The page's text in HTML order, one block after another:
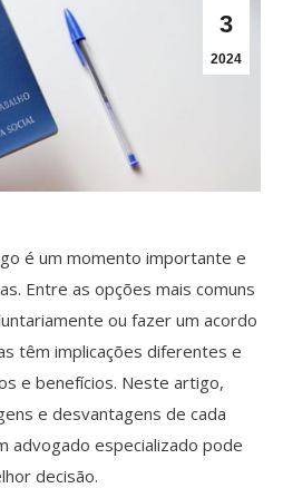
3
2024
é um momento importante e
Entre as opções mais comuns
ou fazer um acordo
têm implicações diferentes e
e benefícios. Neste artigo,
e desvantagens de cada
advogado especializado pode
decisão.